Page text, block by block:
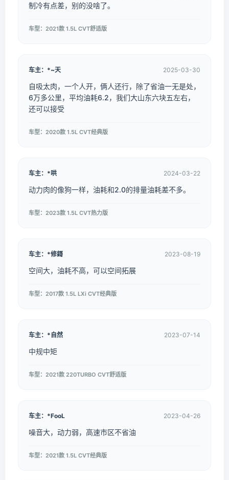
制冷有点差，别的没啥了。
车型：2021款 1.5L CVT舒适版
车主：*~天 2025-03-30
自吸太肉，一个人开，俩人还行，除了省油一无是处，
6万多公里，平均油耗6.2，我们大山东六块五左右，
还可以接受
车型：2020款 1.5L CVT经典版
车主：*哄 2024-03-22
动力肉的像狗一样，油耗和2.0的排量油耗差不多。
车型：2023款 1.5L CVT热力版
车主：*修鎶 2023-08-19
空间大，油耗不高，可以空间拓展
车型：2017款 1.5L LXi CVT经典版
车主：*自然 2023-07-14
中规中矩
车型：2021款 220TURBO CVT舒适版
车主：*FooL 2023-04-26
噪音大，动力弱，高速市区不省油
车型：2021款 1.5L CVT经典版